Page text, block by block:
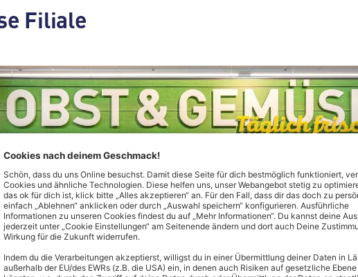
Filiale